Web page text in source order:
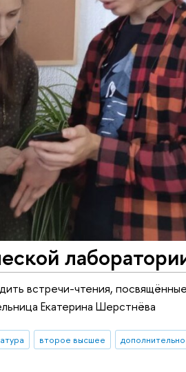
встречи-чтения,
Екатерина Шерстнёва
второе высшее